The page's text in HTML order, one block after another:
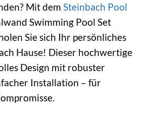
Mit dem Steinbach Pool
Swimming Pool Set
Sie sich Ihr persönliches
Hause! Dieser hochwertige
Design mit robuster
Installation – für